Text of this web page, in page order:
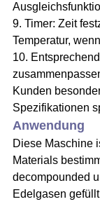
9. Timer: Zeit
Temperatur,
10.
Kunden
Spezifikationen
Anwendung
Diese Maschine
Materials
decompounded
Edelgasen